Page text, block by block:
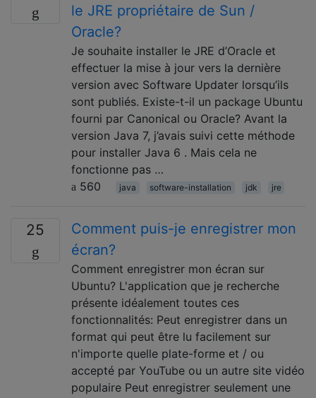
le JRE propriétaire de Sun /
Oracle?
Je souhaite installer le JRE d’Oracle et
effectuer la mise à jour vers la dernière
version avec Software Updater lorsqu’ils
sont publiés. Existe-t-il un package Ubuntu
fourni par Canonical ou Oracle? Avant la
version Java 7, j’avais suivi cette méthode
pour installer Java 6 . Mais cela ne
fonctionne pas …
560
java software-installation jdk jre
25
Comment puis-je enregistrer mon
écran?
Comment enregistrer mon écran sur
Ubuntu? L'application que je recherche
présente idéalement toutes ces
fonctionnalités: Peut enregistrer dans un
format qui peut être lu facilement sur
n'importe quelle plate-forme et / ou
accepté par YouTube ou un autre site vidéo
populaire Peut enregistrer seulement une